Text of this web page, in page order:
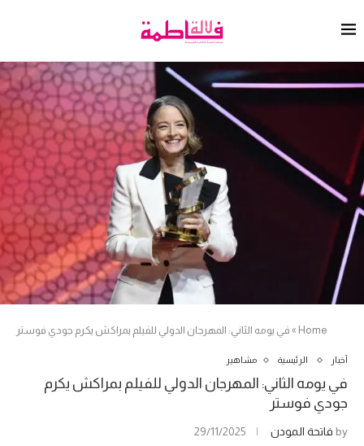
Home
» في يومه الثاني: المهرجان الدولي للفيلم بمراكش يكرم جودي فوستر
أخبار الرئيسية مشاهير
في يومه الثاني: المهرجان الدولي للفيلم بمراكش يكرم
جودي فوستر
by فاتحة المودن 29/11/2025